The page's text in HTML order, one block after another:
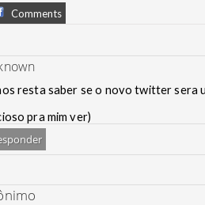
Comments
resta saber se o novo twitter sera
pra mim ver)